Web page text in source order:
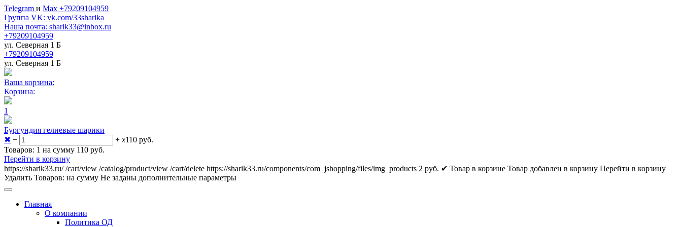
Telegram и Max +79209104959
Группа VK: vk.com/33sharika
Наша почта: sharik33@inbox.ru
+79209104959
ул. Северная 1 Б
+79209104959
ул. Северная 1 Б
Ваша корзина:
Корзина:
1
Бургундия гелиевые шарики
✖ − + x110 руб.
Товаров: 1 на сумму 110 руб.
Перейти в корзину
https://sharik33.ru/ /cart/view /catalog/product/view /cart/delete https://sharik33.ru/components/com_jshopping/files/img_products 2 руб. ✔ Товар в корзине Товар добавлен в корзину Перейти в корзину
Удалить Товаров: на сумму Не заданы дополнительные параметры
Главная
О компании
Политика ОД